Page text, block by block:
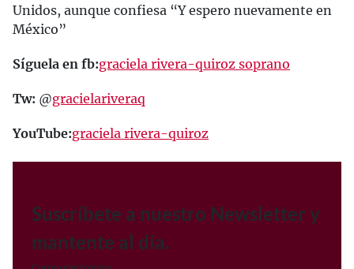
Unidos, aunque confiesa “Y espero nuevamente en
México”
Síguela en fb:graciela rivera-quiroz soprano
Tw: @gracielariveraq
YouTube:graciela rivera-quiroz
Suscríbete a nuestro Newsletter y
mantente al día.